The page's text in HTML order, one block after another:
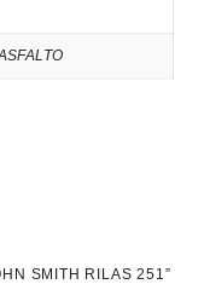
SMITH RILAS 251”